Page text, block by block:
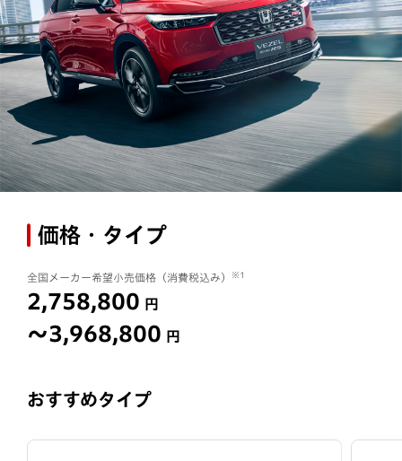
価格・タイプ
全国メーカー希望小売価格（消費税込み） ※1
2,758,800 円
〜3,968,800 円
おすすめタイプ